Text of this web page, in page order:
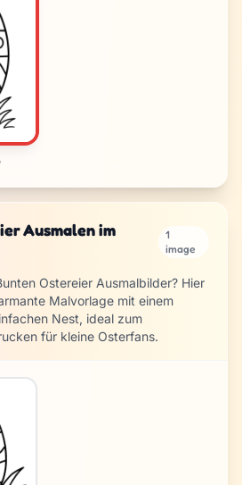
Ausmalen im
1
image
Ostereier Ausmalbilder? Hier
Malvorlage mit einem
Nest, ideal zum
für kleine Osterfans.